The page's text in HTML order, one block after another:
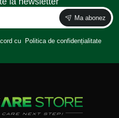
Ma abonez
cu Politica de confidențialitate